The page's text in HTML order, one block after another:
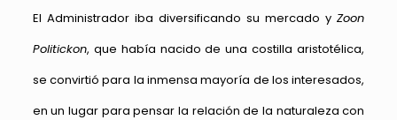
El Administrador iba diversificando su mercado yZoon
Politickon, que había nacido de una costilla aristotélica,
se convirtió para la inmensa mayoría de los interesados,
en un lugar para pensar la relación de la naturaleza con